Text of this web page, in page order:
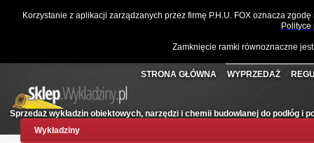
Korzystanie z aplikacji zarządzanych przez firmę P.H.U. FOX oznacza
Zamknięcie ramki równoznaczne
Sprzedaż wykładzin obiektowych, narzędzi i chemii budowlanej do podłóg i
☎061 811 10 03 📧sklep@wykladziny.pl
Twoje konto
STRONA GŁÓWNA WYPRZEDAŻ
Wykładziny
Waluta:
Polski